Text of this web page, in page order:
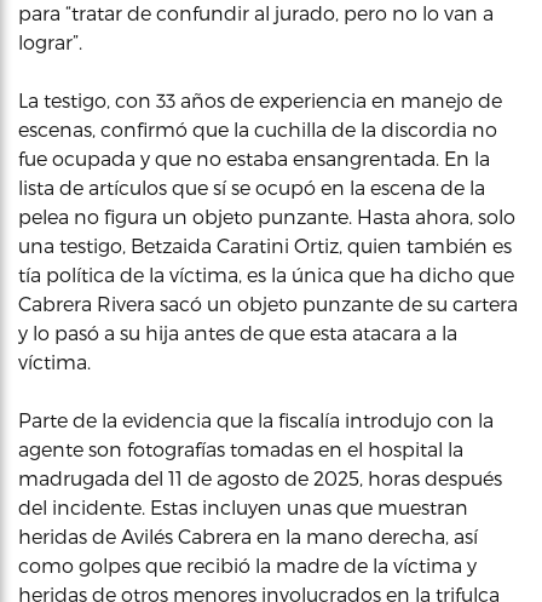
para “tratar de confundir al jurado, pero no lo van a
lograr”.
La testigo, con 33 años de experiencia en manejo de
escenas, confirmó que la cuchilla de la discordia no
fue ocupada y que no estaba ensangrentada. En la
lista de artículos que sí se ocupó en la escena de la
pelea no figura un objeto punzante. Hasta ahora, solo
una testigo, Betzaida Caratini Ortiz, quien también es
tía política de la víctima, es la única que ha dicho que
Cabrera Rivera sacó un objeto punzante de su cartera
y lo pasó a su hija antes de que esta atacara a la
víctima.
Parte de la evidencia que la fiscalía introdujo con la
agente son fotografías tomadas en el hospital la
madrugada del 11 de agosto de 2025, horas después
del incidente. Estas incluyen unas que muestran
heridas de Avilés Cabrera en la mano derecha, así
como golpes que recibió la madre de la víctima y
heridas de otros menores involucrados en la trifulca